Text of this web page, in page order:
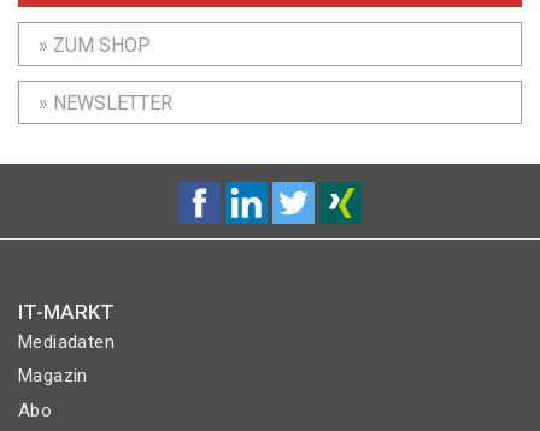
» ZUM SHOP
» NEWSLETTER
IT-MARKT
Mediadaten
Magazin
Abo